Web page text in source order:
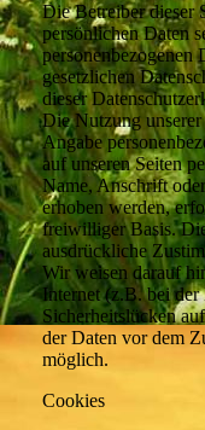
Die Betreiber dieser
persönlichen Daten
personenbezogenen
gesetzlichen
dieser
Die Nutzung
Angabe
auf unseren Seiten
Name, Anschrift
erhoben werden,
freiwilliger Basis.
ausdrückliche
Wir weisen darauf
Internet (z.B. bei
Sicherheitslücken
der Daten vor dem
möglich.
Cookies